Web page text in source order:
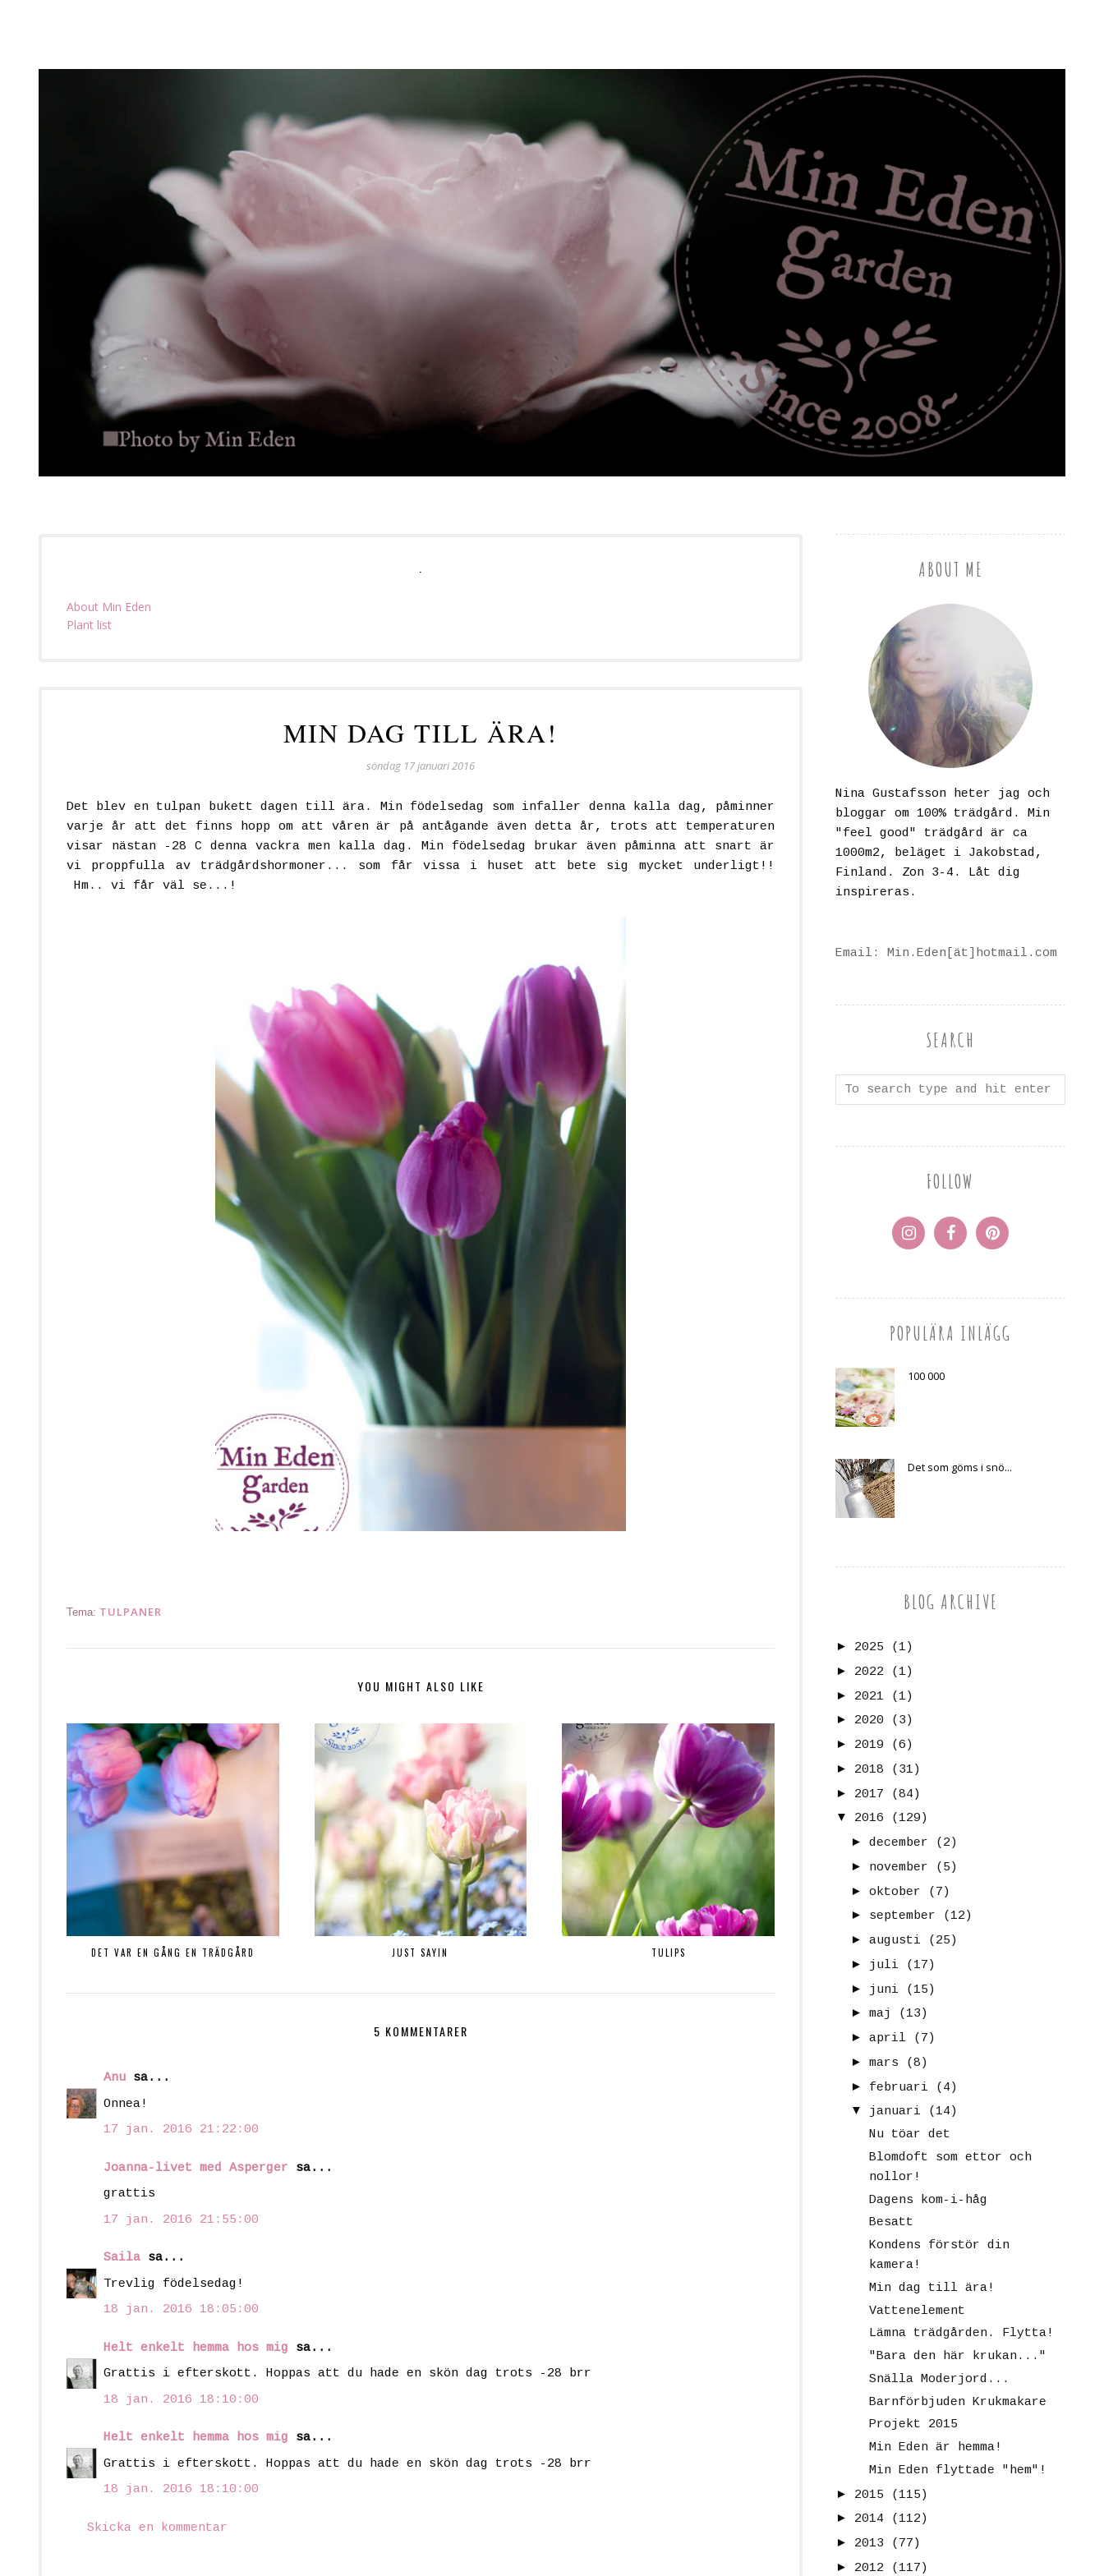
About Min Eden
Plant list
MIN DAG TILL ÄRA!
söndag 17 januari 2016
Det blev en tulpan bukett dagen till ära. Min födelsedag som infaller denna kalla dag, påminner
varje år att det finns hopp om att våren är på antågande även detta år, trots att temperaturen
visar nästan -28 C denna vackra men kalla dag. Min födelsedag brukar även påminna att snart är
vi proppfulla av trädgårdshormoner... som får vissa i huset att bete sig mycket underligt!!
Hm.. vi får väl se...!
Tema: TULPANER
YOU MIGHT ALSO LIKE
DET VAR EN GÅNG EN TRÄDGÅRD JUST SAYIN TULIPS
5 KOMMENTARER
Anu sa...
Onnea!
17 jan. 2016 21:22:00
Joanna-livet med Asperger sa...
grattis
17 jan. 2016 21:55:00
Saila sa...
Trevlig födelsedag!
18 jan. 2016 18:05:00
Helt enkelt hemma hos mig sa...
Grattis i efterskott. Hoppas att du hade en skön dag trots -28 brr
18 jan. 2016 18:10:00
Helt enkelt hemma hos mig sa...
Grattis i efterskott. Hoppas att du hade en skön dag trots -28 brr
18 jan. 2016 18:10:00
Skicka en kommentar
ABOUT ME
Nina Gustafsson heter jag och
bloggar om 100% trädgård. Min
"feel good" trädgård är ca
1000m2, beläget i Jakobstad,
Finland. Zon 3-4. Låt dig
inspireras.
Email: Min.Eden[ät]hotmail.com
SEARCH
FOLLOW
POPULÄRA INLÄGG
100 000
Det som göms i snö...
BLOG ARCHIVE
► 2025
(1)
► 2022
(1)
► 2021
(1)
► 2020
(3)
► 2019
(6)
► 2018
(31)
► 2017
(84)
▼
2016
(129)
► december
(2)
► november
(5)
► oktober
(7)
► september
(12)
► augusti
(25)
► juli
(17)
► juni
(15)
► maj
(13)
► april
(7)
► mars
(8)
► februari
(4)
▼
januari
(14)
Nu töar det
Blomdoft som ettor och
nollor!
Dagens kom-i-håg
Besatt
Kondens förstör din
kamera!
Min dag till ära!
Vattenelement
Lämna trädgården. Flytta!
"Bara den här krukan..."
Snälla Moderjord...
Barnförbjuden Krukmakare
Projekt 2015
Min Eden är hemma!
Min Eden flyttade "hem"!
► 2015
(115)
► 2014
(112)
► 2013
(77)
► 2012 (117)